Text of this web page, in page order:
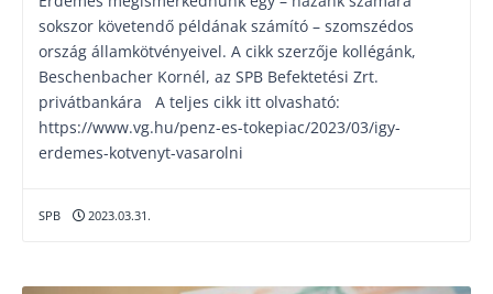
sokszor követendő példának számító – szomszédos
ország államkötvényeivel. A cikk szerzője kollégánk,
Beschenbacher Kornél, az SPB Befektetési Zrt.
privátbankára A teljes cikk itt olvasható:
https://www.vg.hu/penz-es-tokepiac/2023/03/igy-
erdemes-kotvenyt-vasarolni
SPB 2023.03.31.